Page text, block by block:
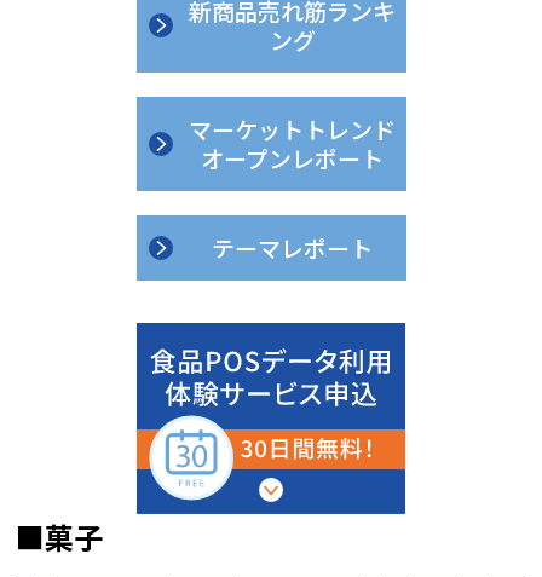
新商品売れ筋ランキ
ング
マーケットトレンド
オープンレポート
テーマレポート
■菓子